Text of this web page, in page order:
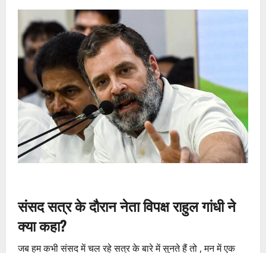
संसद सत्र के दौरान नेता विपक्ष राहुल गांधी ने
क्या कहा?
जब हम कभी संसद में चल रहे सत्र के बारे में सुनते हैं तो , मन में एक